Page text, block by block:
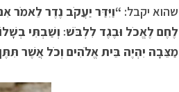
שהוא יקבל: “וַיִּדַּר יַעֲקֹב נֶדֶר לֵאמֹר
לֶחֶם לֶאֱכֹל וּבֶגֶד לִלְבֹּשׁ׃ וְשַׁבְתִּי
מַצֵּבָה יִהְיֶה בֵּית אֱלֹהִים וְכֹל אֲשֶׁר